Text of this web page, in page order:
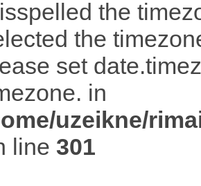
the
the
set
in
uzeikne/
line 301